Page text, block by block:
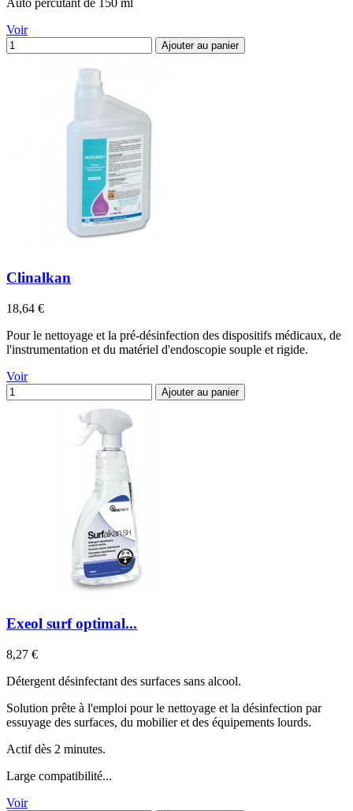
Auto percutant de 150 ml
Voir
Ajouter au panier
Clinalkan
18,64 €Prix
Pour le nettoyage et la pré-désinfection des dispositifs médicaux, de
l'instrumentation et du matériel d'endoscopie souple et rigide.
Voir
Ajouter au panier
Exeol surf optimal...
8,27 €Prix
Détergent désinfectant des surfaces sans alcool.
Solution prête à l'emploi pour le nettoyage et la désinfection par
essuyage des surfaces, du mobilier et des équipements lourds.
Actif dès 2 minutes.
Large compatibilité...
Voir